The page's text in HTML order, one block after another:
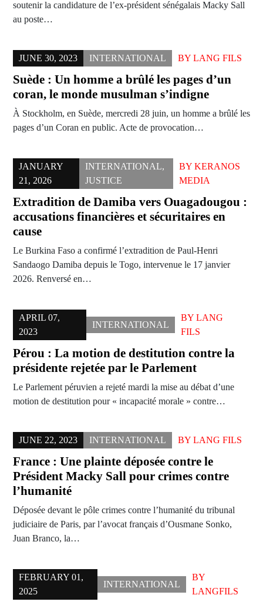
soutenir la candidature de l’ex-président sénégalais Macky Sall
au poste…
JUNE 30, 2023 INTERNATIONAL BY LANG FILS
Suède : Un homme a brûlé les pages d’un
coran, le monde musulman s’indigne
À Stockholm, en Suède, mercredi 28 juin, un homme a brûlé les
pages d’un Coran en public. Acte de provocation…
JANUARY
21, 2026
INTERNATIONAL,
JUSTICE
BY KERANOS
MEDIA
Extradition de Damiba vers Ouagadougou :
accusations financières et sécuritaires en
cause
Le Burkina Faso a confirmé l’extradition de Paul-Henri
Sandaogo Damiba depuis le Togo, intervenue le 17 janvier
2026. Renversé en…
APRIL 07,
2023
INTERNATIONAL
BYLANG
FILS
Pérou : La motion de destitution contre la
présidente rejetée par le Parlement
Le Parlement péruvien a rejeté mardi la mise au débat d’une
motion de destitution pour « incapacité morale » contre…
JUNE 22, 2023 INTERNATIONAL BY LANG FILS
France : Une plainte déposée contre le
Président Macky Sall pour crimes contre
l’humanité
Déposée devant le pôle crimes contre l’humanité du tribunal
judiciaire de Paris, par l’avocat français d’Ousmane Sonko,
Juan Branco, la…
FEBRUARY 01,
2025
INTERNATIONAL
BY
LANGFILS